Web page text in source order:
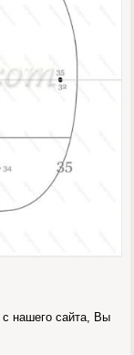
с нашего сайта, Вы